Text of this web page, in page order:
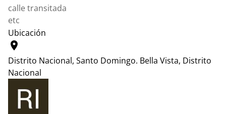
calle transitada
etc
Ubicación
location_on
Distrito Nacional, Santo Domingo. Bella Vista, Distrito
Nacional
+
−